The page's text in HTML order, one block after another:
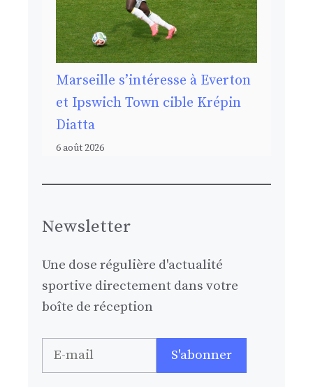
Marseille s’intéresse à Everton
et Ipswich Town cible Krépin
Diatta
6 août 2026
Newsletter
Une dose régulière d'actualité
sportive directement dans votre
boîte de réception